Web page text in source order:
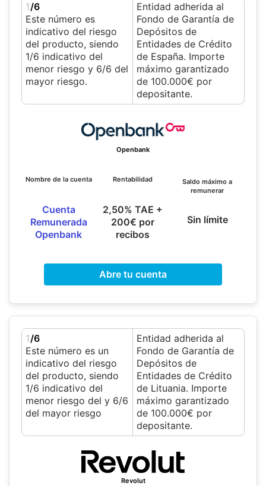
1/6
Este número es
indicativo del riesgo
del producto, siendo
1/6 indicativo del
menor riesgo y 6/6 del
mayor riesgo.
Entidad adherida al
Fondo de Garantía de
Depósitos de
Entidades de Crédito
de España. Importe
máximo garantizado
de 100.000€ por
depositante.
Openbank
Nombre de la cuenta
Cuenta
Remunerada
Openbank
Rentabilidad
2,50% TAE +
200€ por
recibos
Saldo máximo a
remunerar
Sin límite
Abre tu cuenta
1/6
Este número es un
indicativo del riesgo
del producto, siendo
1/6 indicativo del
menor riesgo del y 6/6
del mayor riesgo
Entidad adherida al
Fondo de Garantía de
Depósitos de
Entidades de Crédito
de Lituania. Importe
máximo garantizado
de 100.000€ por
depositante.
Revolut